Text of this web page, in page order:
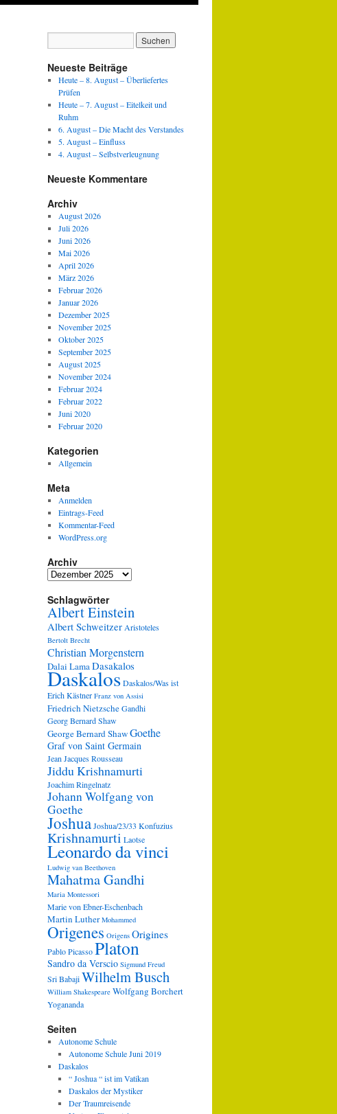
Neueste Beiträge
Heute – 8. August – Überliefertes
Prüfen
Heute – 7. August – Eitelkeit und
Ruhm
6. August – Die Macht des Verstandes
5. August – Einfluss
4. August – Selbstverleugnung
Neueste Kommentare
Archiv
August 2026
Juli 2026
Juni 2026
Mai 2026
April 2026
März 2026
Februar 2026
Januar 2026
Dezember 2025
November 2025
Oktober 2025
September 2025
August 2025
November 2024
Februar 2024
Februar 2022
Juni 2020
Februar 2020
Kategorien
Allgemein
Meta
Anmelden
Eintrags-Feed
Kommentar-Feed
WordPress.org
Archiv
Archiv
Schlagwörter
Albert Einstein
Albert Schweitzer Aristoteles
Bertolt Brecht
Christian Morgenstern
Dalai LamaDasakalos
DaskalosDaskalos/Was ist
Erich Kästner Franz von Assisi
Friedrich NietzscheGandhi
Georg Bernard Shaw
George Bernard ShawGoethe
Graf von Saint Germain
Jean Jacques Rousseau
Jiddu Krishnamurti
Joachim Ringelnatz
Johann Wolfgang von
Goethe
JoshuaJoshua/23/33 Konfuzius
Krishnamurti Laotse
Leonardo da vinci
Ludwig van Beethoven
Mahatma Gandhi
Maria Montessori
Marie von Ebner-Eschenbach
Martin Luther Mohammed
Origenes Origens Origines
Pablo PicassoPlaton
Sandro da Verscio Sigmund Freud
Sri BabajiWilhelm Busch
William Shakespeare Wolfgang Borchert
Yogananda
Seiten
Autonome Schule
Autonome Schule Juni 2019
Daskalos
“ Joshua “ ist im Vatikan
Daskalos der Mystiker
Der Traumreisende